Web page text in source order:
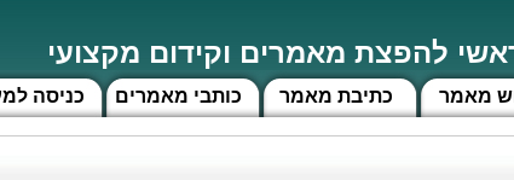
להפצת מאמרים וקידום מקצועי
כניסה כותבי מאמרים כתיבת מאמר מאמר